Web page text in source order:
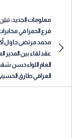
معلومات الجديد:
فرع الحمرا في
محمد مرتضى حاول
عقد لقاء بين المدير
العام اللواء حسن
العراقي طارق